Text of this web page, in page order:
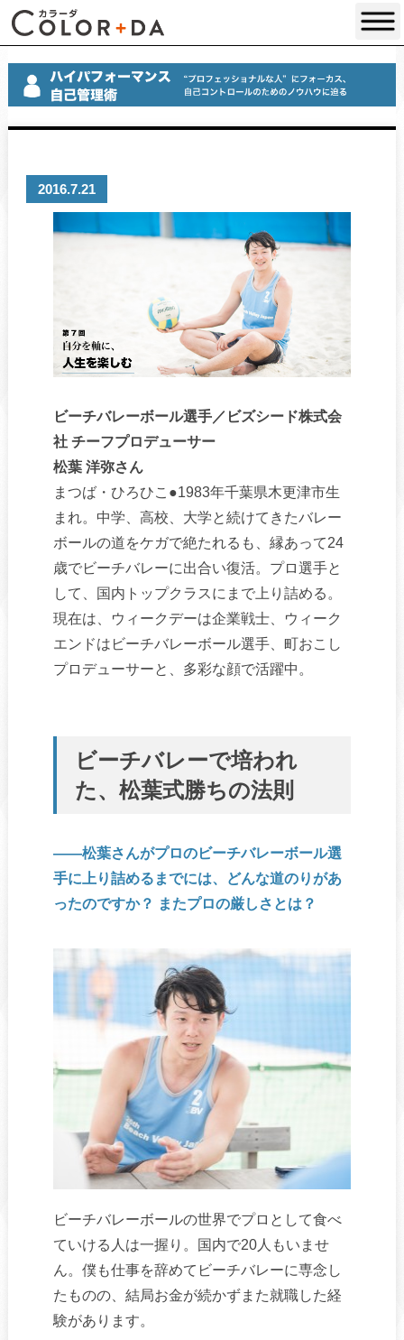
2016.7.21
ビーチバレーボール選手／ビズシード株式会
社 チーフプロデューサー
松葉 洋弥さん
まつば・ひろひこ●1983年千葉県木更津市生
まれ。中学、高校、大学と続けてきたバレー
ボールの道をケガで絶たれるも、縁あって24
歳でビーチバレーに出合い復活。プロ選手と
して、国内トップクラスにまで上り詰める。
現在は、ウィークデーは企業戦士、ウィーク
エンドはビーチバレーボール選手、町おこし
プロデューサーと、多彩な顔で活躍中。
ビーチバレーで培われ
た、松葉式勝ちの法則
――松葉さんがプロのビーチバレーボール選
手に上り詰めるまでには、どんな道のりがあ
ったのですか？ またプロの厳しさとは？
ビーチバレーボールの世界でプロとして食べ
ていける人は一握り。国内で20人もいませ
ん。僕も仕事を辞めてビーチバレーに専念し
たものの、結局お金が続かずまた就職した経
験があります。